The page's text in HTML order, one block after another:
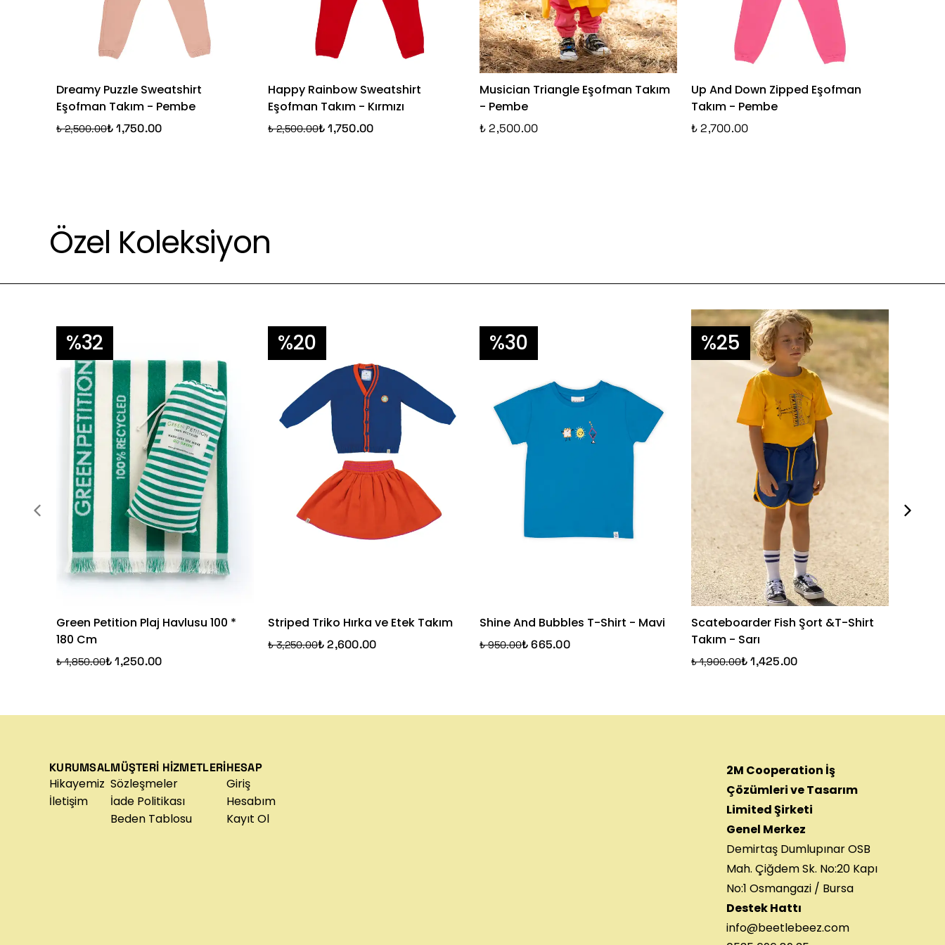
Dreamy Puzzle Sweatshirt
Eşofman Takım - Pembe
₺ 2,500.00₺ 1,750.00
Happy Rainbow Sweatshirt
Eşofman Takım - Kırmızı
₺ 2,500.00₺ 1,750.00
Musician Triangle Eşofman Takım
- Pembe
₺ 2,500.00
Up And Down Zipped Eşofman
Takım - Pembe
₺ 2,700.00
Özel Koleksiyon
%32
Green Petition Plaj Havlusu 100 *
180 Cm
₺ 1,850.00₺ 1,250.00
%20
Striped Triko Hırka ve Etek Takım
₺ 3,250.00₺ 2,600.00
%30
Shine And Bubbles T-Shirt - Mavi
₺ 950.00₺ 665.00
%25
Scateboarder Fish Şort &T-Shirt
Takım - Sarı
₺ 1,900.00₺ 1,425.00
KURUMSAL
Hikayemiz
İletişim
MÜŞTERİ HİZMETLERİ
Sözleşmeler
İade Politikası
Beden Tablosu
HESAP
Giriş
Hesabım
Kayıt Ol
2M Cooperation İş
Çözümleri ve Tasarım
Limited Şirketi
Genel Merkez
Demirtaş Dumlupınar OSB
Mah. Çiğdem Sk. No:20 Kapı
No:1 Osmangazi / Bursa
Destek Hattı
info@beetlebeez.com